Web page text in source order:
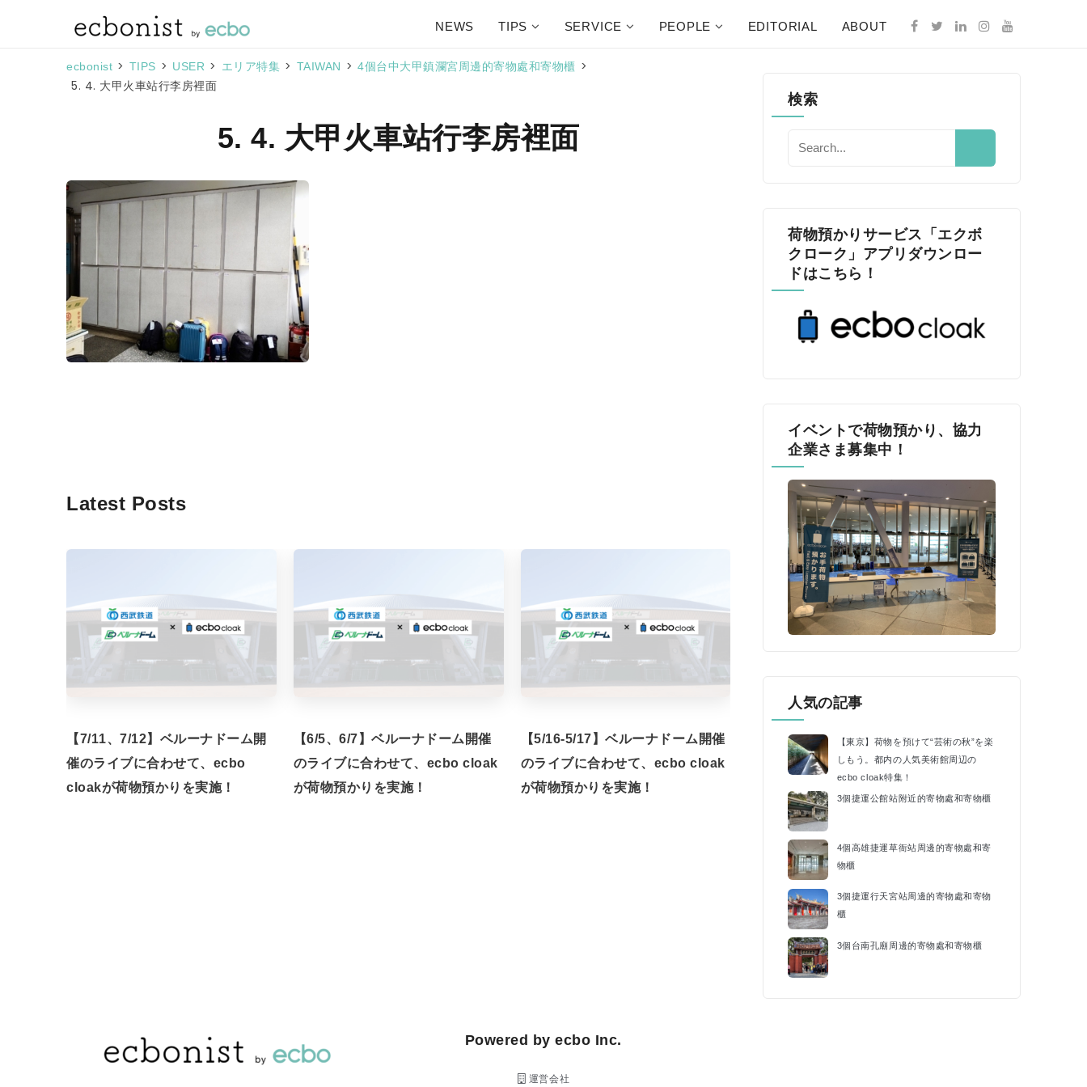
NEWS TIPS SERVICE PEOPLE EDITORIAL ABOUT
ecbonist > TIPS > USER > エリア特集 > TAIWAN > 4個台中大甲鎮瀾宮周邊的寄物處和寄物櫃 >
5. 4. 大甲火車站行李房裡面
5. 4. 大甲火車站行李房裡面
Latest Posts
【7/11、7/12】ベルーナドーム開
催のライブに合わせて、ecbo
cloakが荷物預かりを実施！
【6/5、6/7】ベルーナドーム開催
のライブに合わせて、ecbo cloak
が荷物預かりを実施！
【5/16-5/17】ベルーナドーム開催
のライブに合わせて、ecbo cloak
が荷物預かりを実施！
検索
荷物預かりサービス「エクボ
クローク」アプリダウンロー
ドはこちら！
イベントで荷物預かり、協力
企業さま募集中！
人気の記事
【東京】荷物を預けて“芸術の秋”を楽
しもう。都内の人気美術館周辺の
ecbo cloak特集！
3個捷運公館站附近的寄物處和寄物櫃
4個高雄捷運草衙站周邊的寄物處和寄
物櫃
3個捷運行天宮站周邊的寄物處和寄物
櫃
3個台南孔廟周邊的寄物處和寄物櫃
Powered by ecbo Inc.
運営会社